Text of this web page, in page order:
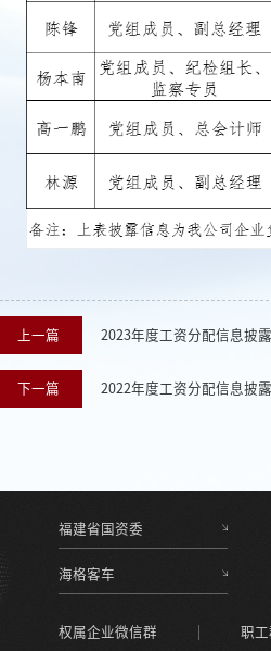
上一篇 2023年度工资分配信息披
下一篇 2022年度工资分配信息披
福建省国资委
海格客车
权属企业微信群 职